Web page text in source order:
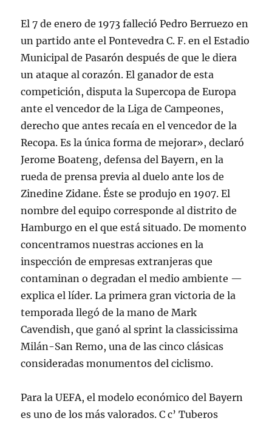
El 7 de enero de 1973 falleció Pedro Berruezo en
un partido ante el Pontevedra C. F. en el Estadio
Municipal de Pasarón después de que le diera
un ataque al corazón. El ganador de esta
competición, disputa la Supercopa de Europa
ante el vencedor de la Liga de Campeones,
derecho que antes recaía en el vencedor de la
Recopa. Es la única forma de mejorar», declaró
Jerome Boateng, defensa del Bayern, en la
rueda de prensa previa al duelo ante los de
Zinedine Zidane. Éste se produjo en 1907. El
nombre del equipo corresponde al distrito de
Hamburgo en el que está situado. De momento
concentramos nuestras acciones en la
inspección de empresas extranjeras que
contaminan o degradan el medio ambiente —
explica el líder. La primera gran victoria de la
temporada llegó de la mano de Mark
Cavendish, que ganó al sprint la classicissima
Milán-San Remo, una de las cinco clásicas
consideradas monumentos del ciclismo.
Para la UEFA, el modelo económico del Bayern
es uno de los más valorados. C c’ Tuberos